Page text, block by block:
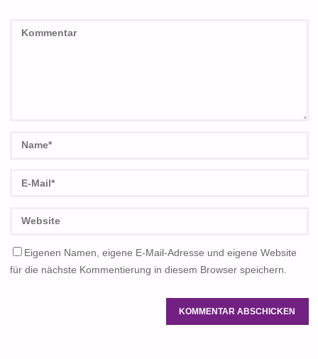
Eigenen Namen, eigene E-Mail-Adresse und eigene Website
für die nächste Kommentierung in diesem Browser speichern.